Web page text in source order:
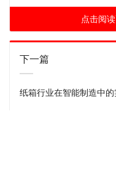
点击阅
下一篇
纸箱行业在智能制造中的